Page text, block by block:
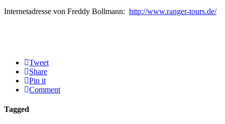
Internetadresse von Freddy Bollmann: http://www.ranger-tours.de/
Tweet
Share
Pin it
Comment
Tagged